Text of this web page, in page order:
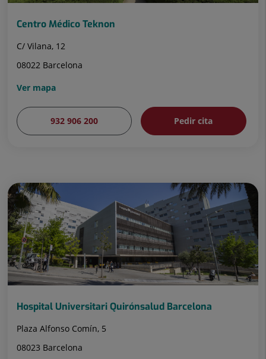
Centro Médico Teknon
C/ Vilana, 12
08022 Barcelona
Ver mapa
932 906 200 Pedir cita
Hospital Universitari Quirónsalud Barcelona
Plaza Alfonso Comín, 5
08023 Barcelona